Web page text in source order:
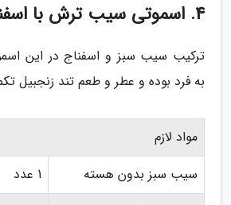
4. اسموتی سیب ترش با اسفناج
ترکیب سیب سبز و اسفناج در این
به فرد بوده و عطر و طعم تند زنجبیل
مواد لازم
سیب سبز بدون هسته
1 عدد